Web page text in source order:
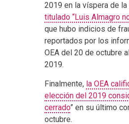
2019 en la víspera de
titulado “Luis Almagro
que hubo indicios de
reportados por los
OEA del 20 de octubre
2019.
Finalmente, la OEA
elección del 2019
cerrado” en su último
octubre.